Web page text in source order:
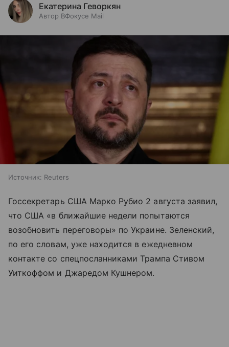
Екатерина Геворкян
Автор ВФокусе Mail
Источник: Reuters
Госсекретарь США Марко Рубио 2 августа заявил,
что США «в ближайшие недели попытаются
возобновить переговоры» по Украине. Зеленский,
по его словам, уже находится в ежедневном
контакте со спецпосланниками Трампа Стивом
Уиткоффом и Джаредом Кушнером.